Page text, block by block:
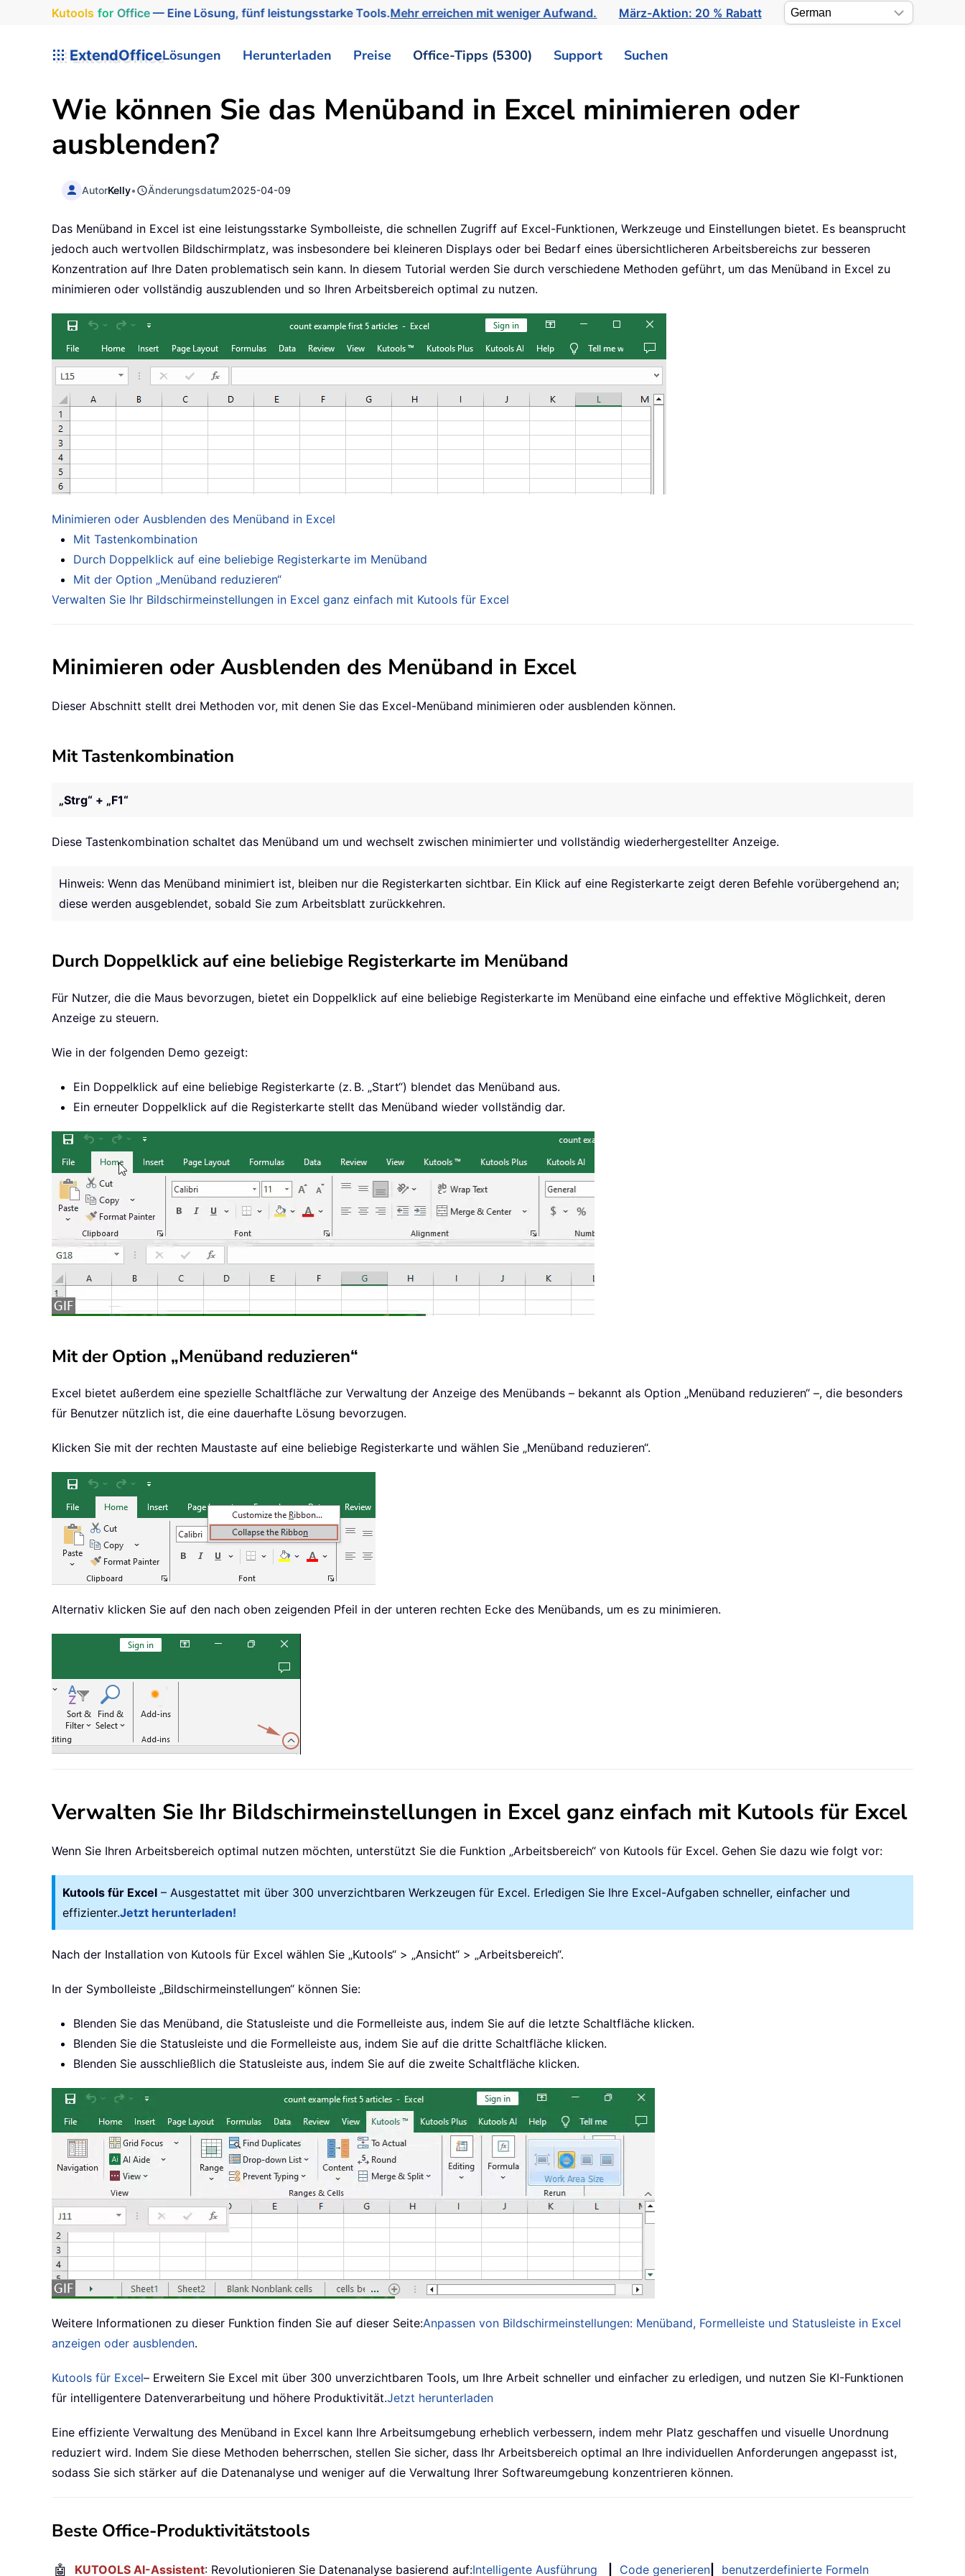
Kutools for Office— Eine Lösung, fünf leistungsstarke Tools.Mehr erreichen mit weniger Aufwand. März-Aktion: 20 % Rabatt
ExtendOfficeLösungen Herunterladen Preise Office-Tipps (5300) Support Suchen
Wie können Sie das Menüband in Excel minimieren oder
ausblenden?
AutorKelly• Änderungsdatum2025-04-09
Das Menüband in Excel ist eine leistungsstarke Symbolleiste, die schnellen Zugriff auf Excel-Funktionen, Werkzeuge und Einstellungen bietet. Es beansprucht
jedoch auch wertvollen Bildschirmplatz, was insbesondere bei kleineren Displays oder bei Bedarf eines übersichtlicheren Arbeitsbereichs zur besseren
Konzentration auf Ihre Daten problematisch sein kann. In diesem Tutorial werden Sie durch verschiedene Methoden geführt, um das Menüband in Excel zu
minimieren oder vollständig auszublenden und so Ihren Arbeitsbereich optimal zu nutzen.
Minimieren oder Ausblenden des Menüband in Excel
Mit Tastenkombination
Durch Doppelklick auf eine beliebige Registerkarte im Menüband
Mit der Option „Menüband reduzieren“
Verwalten Sie Ihr Bildschirmeinstellungen in Excel ganz einfach mit Kutools für Excel
Minimieren oder Ausblenden des Menüband in Excel
Dieser Abschnitt stellt drei Methoden vor, mit denen Sie das Excel-Menüband minimieren oder ausblenden können.
Mit Tastenkombination
„Strg“ + „F1“
Diese Tastenkombination schaltet das Menüband um und wechselt zwischen minimierter und vollständig wiederhergestellter Anzeige.
Hinweis: Wenn das Menüband minimiert ist, bleiben nur die Registerkarten sichtbar. Ein Klick auf eine Registerkarte zeigt deren Befehle vorübergehend an;
diese werden ausgeblendet, sobald Sie zum Arbeitsblatt zurückkehren.
Durch Doppelklick auf eine beliebige Registerkarte im Menüband
Für Nutzer, die die Maus bevorzugen, bietet ein Doppelklick auf eine beliebige Registerkarte im Menüband eine einfache und effektive Möglichkeit, deren
Anzeige zu steuern.
Wie in der folgenden Demo gezeigt:
Ein Doppelklick auf eine beliebige Registerkarte (z. B. „Start“) blendet das Menüband aus.
Ein erneuter Doppelklick auf die Registerkarte stellt das Menüband wieder vollständig dar.
Mit der Option „Menüband reduzieren“
Excel bietet außerdem eine spezielle Schaltfläche zur Verwaltung der Anzeige des Menübands – bekannt als Option „Menüband reduzieren“ –, die besonders
für Benutzer nützlich ist, die eine dauerhafte Lösung bevorzugen.
Klicken Sie mit der rechten Maustaste auf eine beliebige Registerkarte und wählen Sie „Menüband reduzieren“.
Alternativ klicken Sie auf den nach oben zeigenden Pfeil in der unteren rechten Ecke des Menübands, um es zu minimieren.
Verwalten Sie Ihr Bildschirmeinstellungen in Excel ganz einfach mit Kutools für Excel
Wenn Sie Ihren Arbeitsbereich optimal nutzen möchten, unterstützt Sie die Funktion „Arbeitsbereich“ von Kutools für Excel. Gehen Sie dazu wie folgt vor:
Kutools für Excel – Ausgestattet mit über 300 unverzichtbaren Werkzeugen für Excel. Erledigen Sie Ihre Excel-Aufgaben schneller, einfacher und
effizienter.Jetzt herunterladen!
Nach der Installation von Kutools für Excel wählen Sie „Kutools“ > „Ansicht“ > „Arbeitsbereich“.
In der Symbolleiste „Bildschirmeinstellungen“ können Sie:
Blenden Sie das Menüband, die Statusleiste und die Formelleiste aus, indem Sie auf die letzte Schaltfläche klicken.
Blenden Sie die Statusleiste und die Formelleiste aus, indem Sie auf die dritte Schaltfläche klicken.
Blenden Sie ausschließlich die Statusleiste aus, indem Sie auf die zweite Schaltfläche klicken.
Weitere Informationen zu dieser Funktion finden Sie auf dieser Seite:Anpassen von Bildschirmeinstellungen: Menüband, Formelleiste und Statusleiste in Excel
anzeigen oder ausblenden.
Kutools für Excel– Erweitern Sie Excel mit über 300 unverzichtbaren Tools, um Ihre Arbeit schneller und einfacher zu erledigen, und nutzen Sie KI-Funktionen
für intelligentere Datenverarbeitung und höhere Produktivität.Jetzt herunterladen
Eine effiziente Verwaltung des Menüband in Excel kann Ihre Arbeitsumgebung erheblich verbessern, indem mehr Platz geschaffen und visuelle Unordnung
reduziert wird. Indem Sie diese Methoden beherrschen, stellen Sie sicher, dass Ihr Arbeitsbereich optimal an Ihre individuellen Anforderungen angepasst ist,
sodass Sie sich stärker auf die Datenanalyse und weniger auf die Verwaltung Ihrer Softwareumgebung konzentrieren können.
Beste Office-Produktivitätstools
🤖 KUTOOLS AI-Assistent: Revolutionieren Sie Datenanalyse basierend auf:Intelligente Ausführung Code generieren benutzerdefinierte Formeln